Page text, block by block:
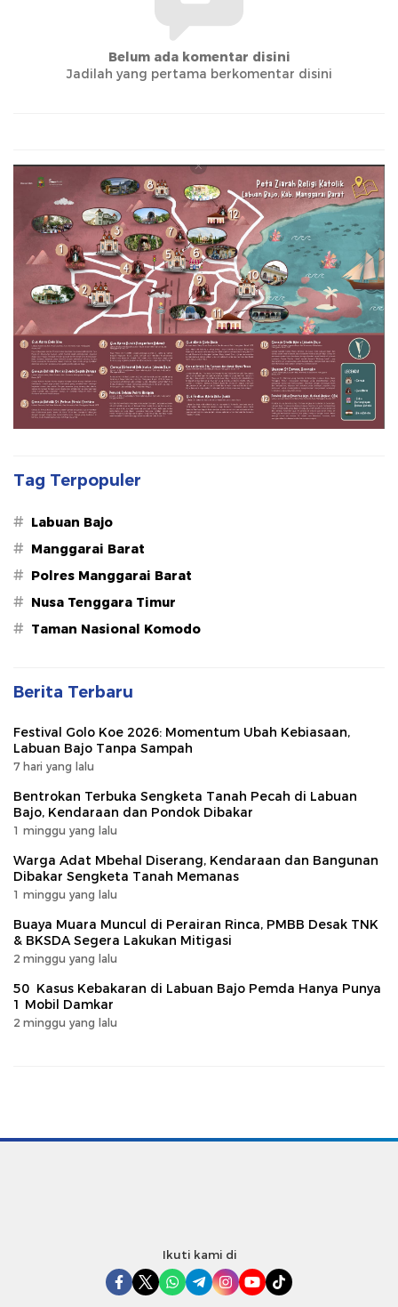
Belum ada komentar disini
Jadilah yang pertama berkomentar disini
Tag Terpopuler
# Labuan Bajo
# Manggarai Barat
# Polres Manggarai Barat
# Nusa Tenggara Timur
# Taman Nasional Komodo
Berita Terbaru
Festival Golo Koe 2026: Momentum Ubah Kebiasaan,
Labuan Bajo Tanpa Sampah
7 hari yang lalu
Bentrokan Terbuka Sengketa Tanah Pecah di Labuan
Bajo, Kendaraan dan Pondok Dibakar
1 minggu yang lalu
Warga Adat Mbehal Diserang, Kendaraan dan Bangunan
Dibakar Sengketa Tanah Memanas
1 minggu yang lalu
Buaya Muara Muncul di Perairan Rinca, PMBB Desak TNK
& BKSDA Segera Lakukan Mitigasi
2 minggu yang lalu
50 Kasus Kebakaran di Labuan Bajo Pemda Hanya Punya
1 Mobil Damkar
2 minggu yang lalu
Ikuti kami di